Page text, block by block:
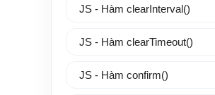
JS - Hàm clearInterval()
JS - Hàm clearTimeout()
JS - Hàm confirm()